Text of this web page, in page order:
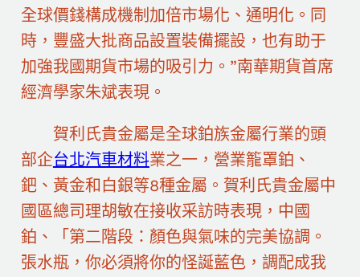
全球價錢構成機制加倍市場化、通明化。同
時，豐盛大批商品設置裝備擺設，也有助于
加強我國期貨市場的吸引力。”南華期貨首席
經濟學家朱斌表現。
賀利氏貴金屬是全球鉑族金屬行業的頭
部企台北汽車材料業之一，營業籠罩鉑、
鈀、黃金和白銀等8種金屬。賀利氏貴金屬中
國區總司理胡敏在接收采訪時表現，中國
鉑、「第二階段：顏色與氣味的完美協調。
張水瓶，你必須將你的怪誕藍色，調配成我